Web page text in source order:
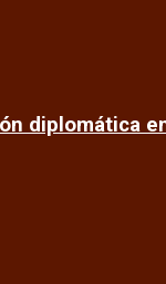
diplomática